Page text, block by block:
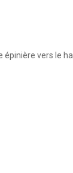
épinière vers le